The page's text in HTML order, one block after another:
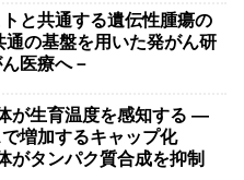
と共通する遺伝性腫瘍の
通の基盤を用いた発がん研
医療へ－
が生育温度を感知する ―
増加するキャップ化
がタンパク質合成を抑制